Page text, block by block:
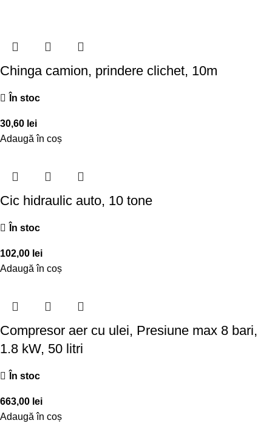
Chinga camion, prindere clichet, 10m
În stoc
30,60 lei
Adaugă în coș
Cic hidraulic auto, 10 tone
În stoc
102,00 lei
Adaugă în coș
Compresor aer cu ulei, Presiune max 8 bari,
1.8 kW, 50 litri
În stoc
663,00 lei
Adaugă în coș